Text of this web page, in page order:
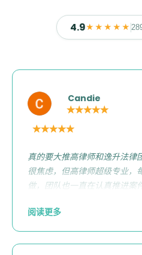
4.9★★★★★
Candie
★★★★★
★★★★★
真的要大推高律师和逸升法律
很焦虑，但高律师超级专业，
做，团队也一直在认真推进案
还不断安抚我、给我信心。最
预期的还要好，真的太感动了
恼，真的别犹豫，直接找逸升
阅读更多